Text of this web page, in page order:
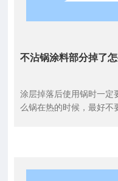
不沾锅涂料部分掉了
涂层掉落后使用锅时一定
么锅在热的时候，最好不